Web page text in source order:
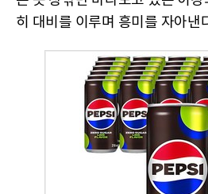
히 대비를 이루며 흥미를 자아낸